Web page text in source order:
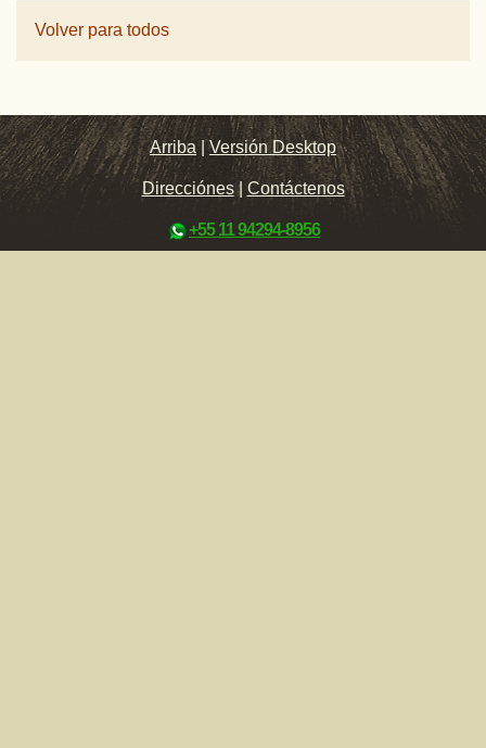
Volver para todos
Arriba |Versión Desktop
Direcciónes| Contáctenos
+55 11 94294-8956